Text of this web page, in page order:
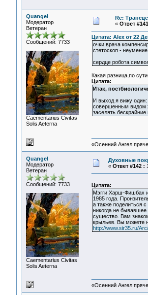
Quangel
Модератор
Ветеран
Сообщений: 7733
Сaementarius Civitas
Solis Aeterna
Re:
« Ответ
Цитата: Alex от 22
очки врача
стетоскоп -
сердце робота
Какая разница,по
Цитата:
Итак,
И выход я вижу
совершенным видом
заселять
«Осенний Ангел
Quangel
Модератор
Ветеран
Сообщений: 7733
Сaementarius Civitas
Solis Aeterna
Духовные
« Ответ #142 :
Цитата:
Мэгги Харш-Фишбах
1985 года.
а также поделиться
никогда не
существо. Вам
крыльев. Вы можете
http://www.sir35.ru/
«Осенний Ангел